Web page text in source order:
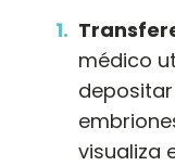
médico
visualiza